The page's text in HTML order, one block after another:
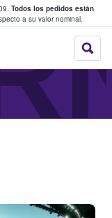
Todos los pedidos están
a su valor nominal.